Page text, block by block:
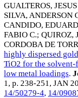
GUALTEROS,
SILVA, ANDERSON
CANDIDO,
FABIO C.; QUIROZ,
CORDOBA DE
highly dispersed
TiO2 for the
low metal loadings.
1, p. 238-251, JAN
14/50279-4, 14/